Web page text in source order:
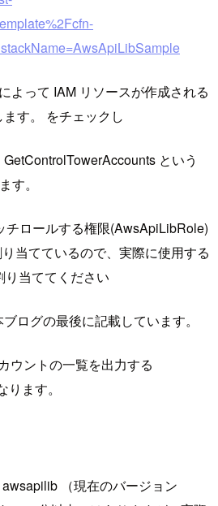
よって IAM リソースが作成される
す。 をチェックし
という
す。
チロールする権限(AwsApiLibRole)
当てているので、実際に使用する
当ててください
ログの最後に記載しています。
ウントの一覧を出力する
ます。
（現在のバージョン